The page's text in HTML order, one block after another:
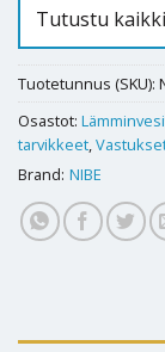
Tutustu
Tuotetunnus (SKU):
Osastot:
tarvikkeet,
Brand: NIBE